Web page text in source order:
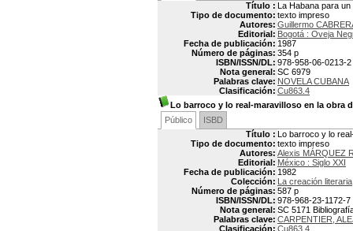
Título : La Habana para un
Tipo de documento: texto impreso
Autores: Guillermo
Editorial: Bogotá : Oveja
Fecha de publicación: 1987
Número de páginas: 354 p
ISBN/ISSN/DL: 978-958-06-0213-2
Nota general: SC 6979
Palabras clave: NOVELA CUBANA
Clasificación: Cu863.4
Lo barroco y lo real-maravilloso en la obra
Público
ISBD
Título : Lo barroco y lo
Tipo de documento: texto impreso
Autores: Alexis MÁRQUEZ
Editorial: México : Siglo XXI
Fecha de publicación: 1982
Colección: La creación literaria
Número de páginas: 587 p
ISBN/ISSN/DL: 978-968-23-1172-7
Nota general: SC 5171
Palabras clave: CARPENTIER,
Clasificación: Cu863.4